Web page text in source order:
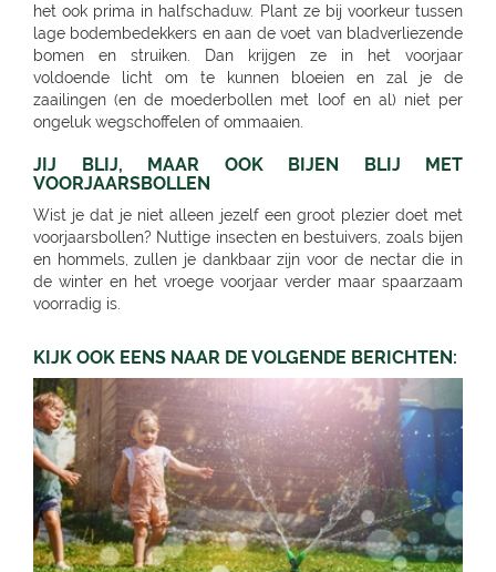
het ook prima in halfschaduw. Plant ze bij voorkeur tussen
lage bodembedekkers en aan de voet van bladverliezende
bomen en struiken. Dan krijgen ze in het voorjaar
voldoende licht om te kunnen bloeien en zal je de
zaailingen (en de moederbollen met loof en al) niet per
ongeluk wegschoffelen of ommaaien.
JIJ BLIJ, MAAR OOK BIJEN BLIJ MET
VOORJAARSBOLLEN
Wist je dat je niet alleen jezelf een groot plezier doet met
voorjaarsbollen? Nuttige insecten en bestuivers, zoals bijen
en hommels, zullen je dankbaar zijn voor de nectar die in
de winter en het vroege voorjaar verder maar spaarzaam
voorradig is.
KIJK OOK EENS NAAR DE VOLGENDE BERICHTEN: